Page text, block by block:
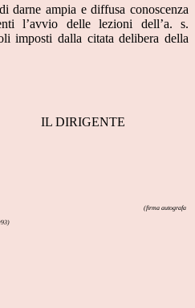
darne ampia e diffusa conoscenza
l’avvio delle lezioni dell’a. s.
imposti dalla citata delibera della
IL DIRIGENTE
(firma autografa
93)